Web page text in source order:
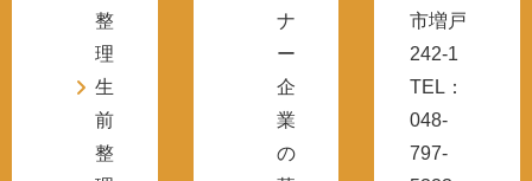
整
理
生
前
整
ナ
ー
企
業
の
市増戸
242-1
TEL：
048-
797-